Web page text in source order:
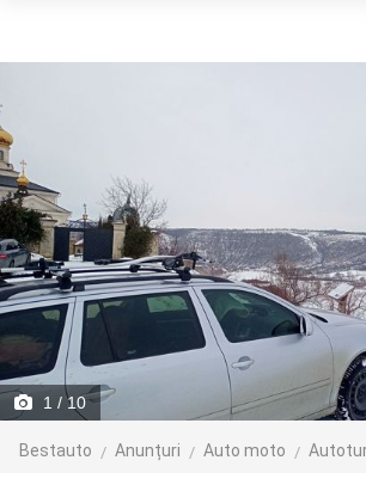
1 / 10
Bestauto Anunțuri Auto moto